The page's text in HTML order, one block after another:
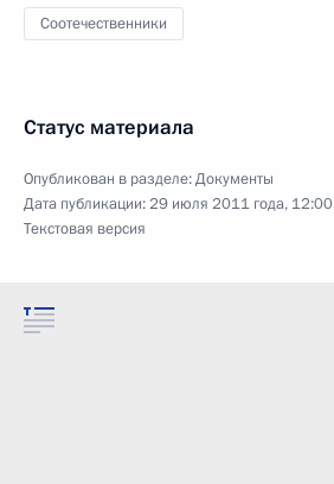
Соотечественники
Статус материала
Опубликован в разделе:Документы
Дата публикации:29 июля 2011 года, 12:00
Текстовая версия